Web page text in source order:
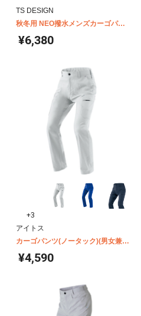
TS DESIGN
秋冬用 NEO撥水メンズカーゴパン
ツ 84714
¥6,380
+3
アイトス
カーゴパンツ(ノータック)(男女兼用)
AZ-3351
¥4,590